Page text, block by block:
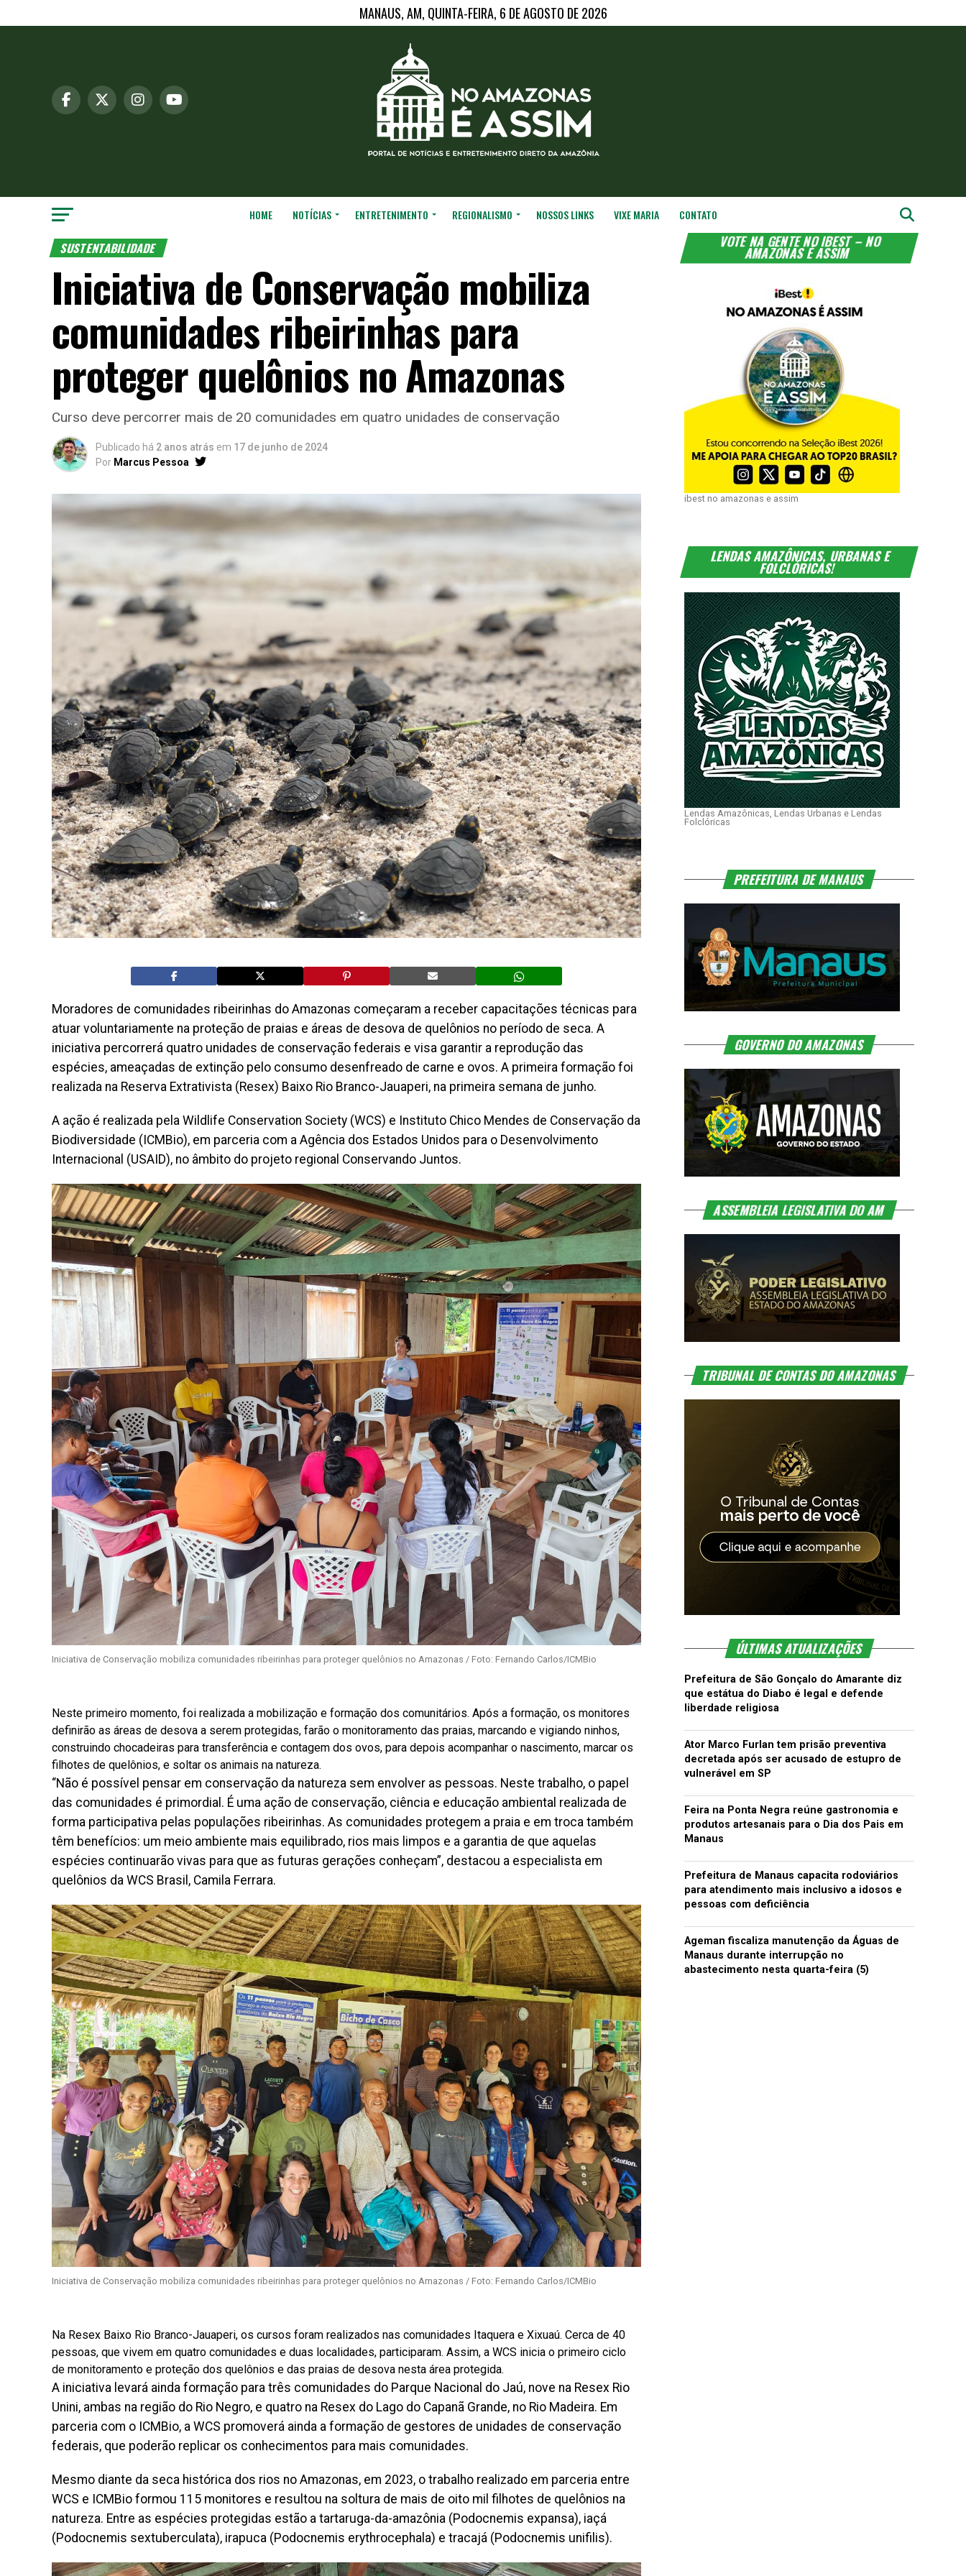
MANAUS, AM, QUINTA-FEIRA, 6 DE AGOSTO DE 2026
HOME NOTÍCIAS ENTRETENIMENTO REGIONALISMO NOSSOS LINKS VIXE MARIA CONTATO
SUSTENTABILIDADE
Iniciativa de Conservação mobiliza
comunidades ribeirinhas para
proteger quelônios no Amazonas
Curso deve percorrer mais de 20 comunidades em quatro unidades de conservação
Publicado há 2 anos atrás em 17 de junho de 2024
Por Marcus Pessoa
Moradores de comunidades ribeirinhas do Amazonas começaram a receber capacitações técnicas para
atuar voluntariamente na proteção de praias e áreas de desova de quelônios no período de seca. A
iniciativa percorrerá quatro unidades de conservação federais e visa garantir a reprodução das
espécies, ameaçadas de extinção pelo consumo desenfreado de carne e ovos. A primeira formação foi
realizada na Reserva Extrativista (Resex) Baixo Rio Branco-Jauaperi, na primeira semana de junho.
A ação é realizada pela Wildlife Conservation Society (WCS) e Instituto Chico Mendes de Conservação da
Biodiversidade (ICMBio), em parceria com a Agência dos Estados Unidos para o Desenvolvimento
Internacional (USAID), no âmbito do projeto regional Conservando Juntos.
Iniciativa de Conservação mobiliza comunidades ribeirinhas para proteger quelônios no Amazonas / Foto: Fernando Carlos/ICMBio
Neste primeiro momento, foi realizada a mobilização e formação dos comunitários. Após a formação, os monitores
definirão as áreas de desova a serem protegidas, farão o monitoramento das praias, marcando e vigiando ninhos,
construindo chocadeiras para transferência e contagem dos ovos, para depois acompanhar o nascimento, marcar os
filhotes de quelônios, e soltar os animais na natureza.
“Não é possível pensar em conservação da natureza sem envolver as pessoas. Neste trabalho, o papel
das comunidades é primordial. É uma ação de conservação, ciência e educação ambiental realizada de
forma participativa pelas populações ribeirinhas. As comunidades protegem a praia e em troca também
têm benefícios: um meio ambiente mais equilibrado, rios mais limpos e a garantia de que aquelas
espécies continuarão vivas para que as futuras gerações conheçam”, destacou a especialista em
quelônios da WCS Brasil, Camila Ferrara.
Iniciativa de Conservação mobiliza comunidades ribeirinhas para proteger quelônios no Amazonas / Foto: Fernando Carlos/ICMBio
Na Resex Baixo Rio Branco-Jauaperi, os cursos foram realizados nas comunidades Itaquera e Xixuaú. Cerca de 40
pessoas, que vivem em quatro comunidades e duas localidades, participaram. Assim, a WCS inicia o primeiro ciclo
de monitoramento e proteção dos quelônios e das praias de desova nesta área protegida.
A iniciativa levará ainda formação para três comunidades do Parque Nacional do Jaú, nove na Resex Rio
Unini, ambas na região do Rio Negro, e quatro na Resex do Lago do Capanã Grande, no Rio Madeira. Em
parceria com o ICMBio, a WCS promoverá ainda a formação de gestores de unidades de conservação
federais, que poderão replicar os conhecimentos para mais comunidades.
Mesmo diante da seca histórica dos rios no Amazonas, em 2023, o trabalho realizado em parceria entre
WCS e ICMBio formou 115 monitores e resultou na soltura de mais de oito mil filhotes de quelônios na
natureza. Entre as espécies protegidas estão a tartaruga-da-amazônia (Podocnemis expansa), iaçá
(Podocnemis sextuberculata), irapuca (Podocnemis erythrocephala) e tracajá (Podocnemis unifilis).
VOTE NA GENTE NO IBEST – NO
AMAZONAS É ASSIM
ibest no amazonas e assim
LENDAS AMAZÔNICAS, URBANAS E
FOLCLÓRICAS!
Lendas Amazônicas, Lendas Urbanas e Lendas
Folclóricas
PREFEITURA DE MANAUS
GOVERNO DO AMAZONAS
ASSEMBLEIA LEGISLATIVA DO AM
TRIBUNAL DE CONTAS DO AMAZONAS
ÚLTIMAS ATUALIZAÇÕES
Prefeitura de São Gonçalo do Amarante diz
que estátua do Diabo é legal e defende
liberdade religiosa
Ator Marco Furlan tem prisão preventiva
decretada após ser acusado de estupro de
vulnerável em SP
Feira na Ponta Negra reúne gastronomia e
produtos artesanais para o Dia dos Pais em
Manaus
Prefeitura de Manaus capacita rodoviários
para atendimento mais inclusivo a idosos e
pessoas com deficiência
Ageman fiscaliza manutenção da Águas de
Manaus durante interrupção no
abastecimento nesta quarta-feira (5)